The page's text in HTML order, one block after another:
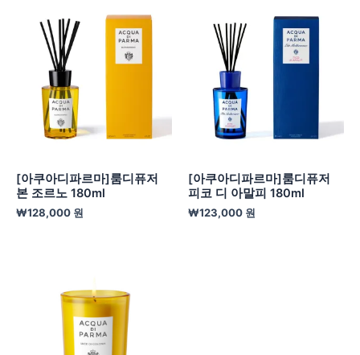
[아쿠아디파르마]룸디퓨저
본 조르노 180ml
₩128,000 원
[아쿠아디파르마]룸디퓨저
피코 디 아말피 180ml
₩123,000 원